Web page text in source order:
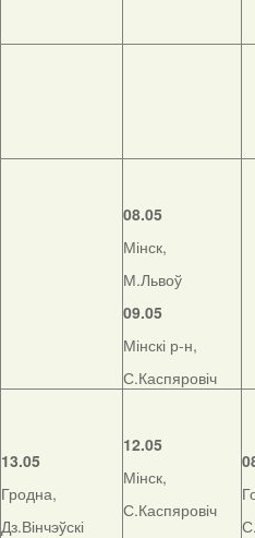
08.05
Мінск,
М.Львоў
09.05
Мінскі р-н,
С.Каспяровіч
13.05
Гродна,
Дз.Вінчэўскі
12.05
Мінск,
С.Каспяровіч